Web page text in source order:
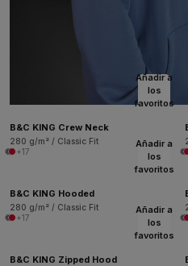
Añadir a
los
favoritos
B&C KING Crew Neck
280 g/m² / Classic Fit
+17
Añadir a
los
favoritos
B&C KING Hooded
280 g/m² / Classic Fit
+17
Añadir a
los
favoritos
B&C KING Zipped Hood